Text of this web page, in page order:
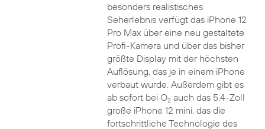
besonders realistisches
Seherlebnis verfügt das iPhone 12
Pro Max über eine neu gestaltete
Profi-Kamera und über das bisher
größte Display mit der höchsten
Auflösung, das je in einem iPhone
verbaut wurde. Außerdem gibt es
ab sofort bei O2auch das 5,4-Zoll
große iPhone 12 mini, das die
fortschrittliche Technologie des